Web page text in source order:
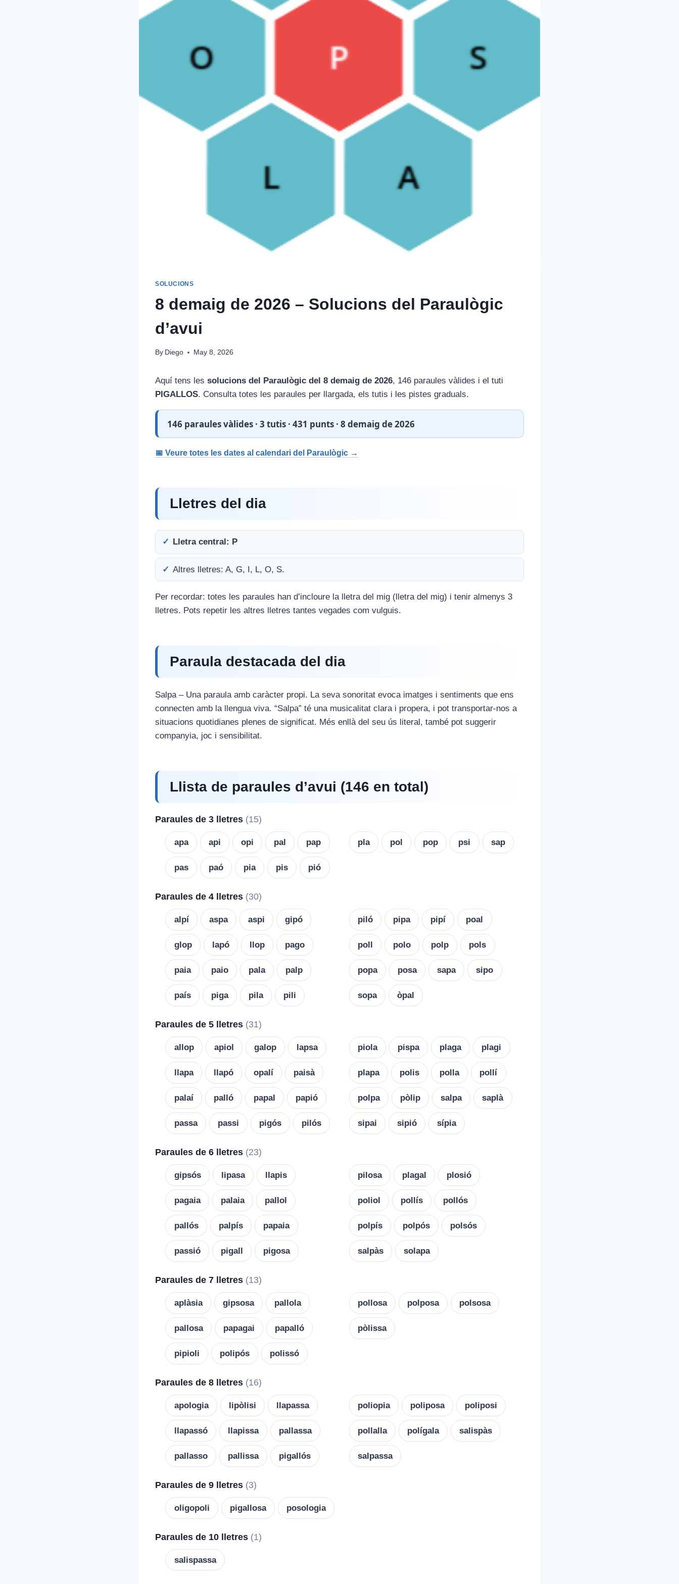
SOLUCIONS
8 demaig de 2026 – Solucions del Paraulògic
d’avui
By Diego May 8, 2026
Aquí tens les solucions del Paraulògic del 8 demaig de 2026, 146 paraules vàlides i el tuti
PIGALLOS. Consulta totes les paraules per llargada, els tutis i les pistes graduals.
146 paraules vàlides · 3 tutis · 431 punts · 8 demaig de 2026
📅 Veure totes les dates al calendari del Paraulògic →
Lletres del dia
Lletra central: P
Altres lletres: A, G, I, L, O, S.
Per recordar: totes les paraules han d’incloure la lletra del mig (lletra del mig) i tenir almenys 3
lletres. Pots repetir les altres lletres tantes vegades com vulguis.
Paraula destacada del dia
Salpa – Una paraula amb caràcter propi. La seva sonoritat evoca imatges i sentiments que ens
connecten amb la llengua viva. “Salpa” té una musicalitat clara i propera, i pot transportar-nos a
situacions quotidianes plenes de significat. Més enllà del seu ús literal, també pot suggerir
companyia, joc i sensibilitat.
Llista de paraules d’avui (146 en total)
Paraules de 3 lletres (15)
apa api opi pal pap
pas paó pia pis pió
pla pol pop psi sap
Paraules de 4 lletres (30)
alpí aspa aspi gipó
glop lapó llop pago
paia paio pala palp
país piga pila pili
piló pipa pipí poal
poll polo polp pols
popa posa sapa sipo
sopa òpal
Paraules de 5 lletres (31)
allop apiol galop lapsa
llapa llapó opalí paisà
palaí palló papal papió
passa passi pigós pilós
piola pispa plaga plagi
plapa polis polla pollí
polpa pòlip salpa saplà
sipai sipió sípia
Paraules de 6 lletres (23)
gipsós lipasa llapis
pagaia palaia pallol
pallós palpís papaia
passió pigall pigosa
pilosa plagal plosió
poliol pollís pollós
polpís polpós polsós
salpàs solapa
Paraules de 7 lletres (13)
aplàsia gipsosa pallola
pallosa papagai papalló
pipioli polipós polissó
pollosa polposa polsosa
pòlissa
Paraules de 8 lletres (16)
apologia lipòlisi llapassa
llapassó llapissa pallassa
pallasso pallissa pigallós
poliopia poliposa poliposi
pollalla polígala salispàs
salpassa
Paraules de 9 lletres (3)
oligopoli pigallosa posologia
Paraules de 10 lletres (1)
salispassa